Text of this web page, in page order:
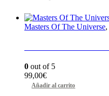
Masters Of The Universe,
0 out of 5
99,00€
Añadir al carrito